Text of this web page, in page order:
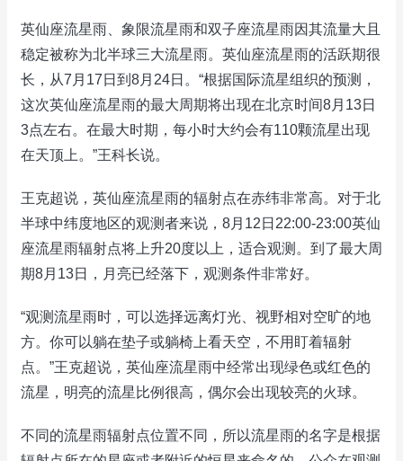
英仙座流星雨、象限流星雨和双子座流星雨因其流量大且
稳定被称为北半球三大流星雨。英仙座流星雨的活跃期很
长，从7月17日到8月24日。“根据国际流星组织的预测，
这次英仙座流星雨的最大周期将出现在北京时间8月13日
3点左右。在最大时期，每小时大约会有110颗流星出现
在天顶上。”王科长说。
王克超说，英仙座流星雨的辐射点在赤纬非常高。对于北
半球中纬度地区的观测者来说，8月12日22:00-23:00英仙
座流星雨辐射点将上升20度以上，适合观测。到了最大周
期8月13日，月亮已经落下，观测条件非常好。
“观测流星雨时，可以选择远离灯光、视野相对空旷的地
方。你可以躺在垫子或躺椅上看天空，不用盯着辐射
点。”王克超说，英仙座流星雨中经常出现绿色或红色的
流星，明亮的流星比例很高，偶尔会出现较亮的火球。
不同的流星雨辐射点位置不同，所以流星雨的名字是根据